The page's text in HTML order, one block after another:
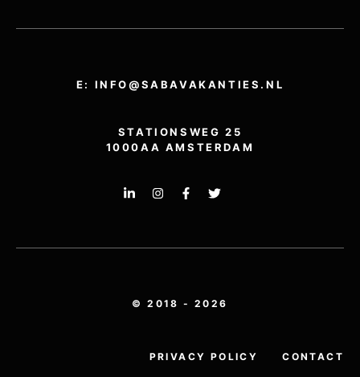
E: INFO@SABAVAKANTIES.NL
STATIONSWEG 25
1000AA AMSTERDAM
© 2018 - 2026
PRIVACY POLICY CONTACT